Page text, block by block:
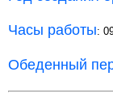
Часы работы:
Обеденный